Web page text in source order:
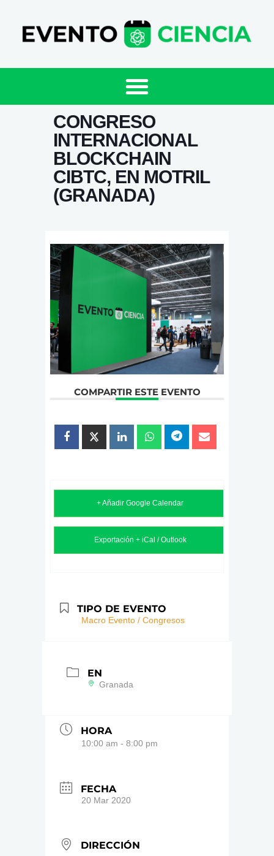
CONGRESO
INTERNACIONAL
BLOCKCHAIN
CIBTC, EN MOTRIL
(GRANADA)
COMPARTIR ESTE EVENTO
+ Añadir Google Calendar
Exportación + iCal / Outlook
TIPO DE EVENTO
Macro Evento / Congresos
EN
Granada
HORA
10:00 am - 8:00 pm
FECHA
20 Mar 2020
DIRECCIÓN